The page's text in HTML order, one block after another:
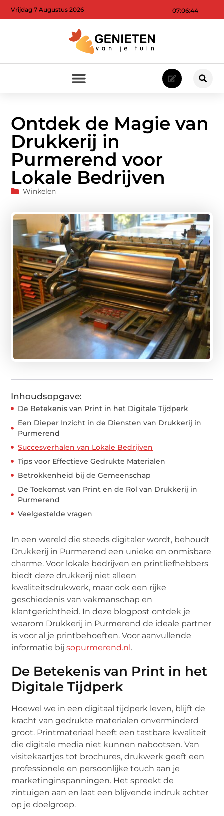
07:06:46
Vrijdag 7 Augustus 2026
Ontdek de Magie van
Drukkerij in
Purmerend voor
Lokale Bedrijven
Winkelen
Inhoudsopgave:
De Betekenis van Print in het Digitale Tijdperk
Een Dieper Inzicht in de Diensten van Drukkerij in
Purmerend
Succesverhalen van Lokale Bedrijven
Tips voor Effectieve Gedrukte Materialen
Betrokkenheid bij de Gemeenschap
De Toekomst van Print en de Rol van Drukkerij in
Purmerend
Veelgestelde vragen
In een wereld die steeds digitaler wordt, behoudt
Drukkerij in Purmerend een unieke en onmisbare
charme. Voor lokale bedrijven en printliefhebbers
biedt deze drukkerij niet alleen
kwaliteitsdrukwerk, maar ook een rijke
geschiedenis van vakmanschap en
klantgerichtheid. In deze blogpost ontdek je
waarom Drukkerij in Purmerend de ideale partner
is voor al je printbehoeften. Voor aanvullende
informatie bijsopurmerend.nl.
De Betekenis van Print in het
Digitale Tijdperk
Hoewel we in een digitaal tijdperk leven, blijft de
kracht van gedrukte materialen onverminderd
groot. Printmateriaal heeft een tastbare kwaliteit
die digitale media niet kunnen nabootsen. Van
visitekaartjes tot brochures, drukwerk geeft een
professionele en persoonlijke touch aan je
marketinginspanningen. Het spreekt de
zintuigen aan en laat een blijvende indruk achter
op je doelgroep.